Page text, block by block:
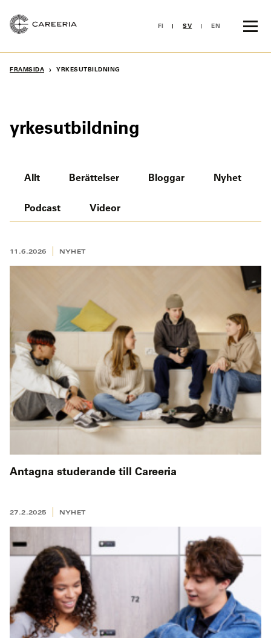
content
FI SV EN
FRAMSIDA › YRKESUTBILDNING
yrkesutbildning
Allt Berättelser Bloggar Nyhet
Podcast Videor
11.6.2026 NYHET
Antagna studerande till Careeria
27.2.2025 NYHET